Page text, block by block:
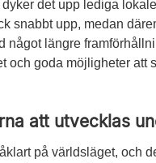
det upp lediga
snabbt upp, medan
något längre
och goda möjligheter att
att utvecklas
på världsläget, och